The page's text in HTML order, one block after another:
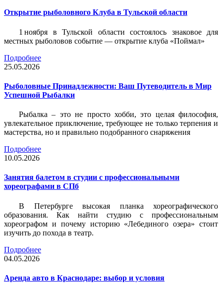
Открытие рыболовного Клуба в Тульской области
1 ноября в Тульской области состоялось знаковое для
местных рыболовов событие — открытие клуба «Поймал»
Подробнее
25.05.2026
Рыболовные Принадлежности: Ваш Путеводитель в Мир
Успешной Рыбалки
Рыбалка – это не просто хобби, это целая философия,
увлекательное приключение, требующее не только терпения и
мастерства, но и правильно подобранного снаряжения
Подробнее
10.05.2026
Занятия балетом в студии с профессиональными
хореографами в СПб
В Петербурге высокая планка хореографического
образования. Как найти студию с профессиональным
хореографом и почему историю «Лебединого озера» стоит
изучить до похода в театр.
Подробнее
04.05.2026
Аренда авто в Краснодаре: выбор и условия